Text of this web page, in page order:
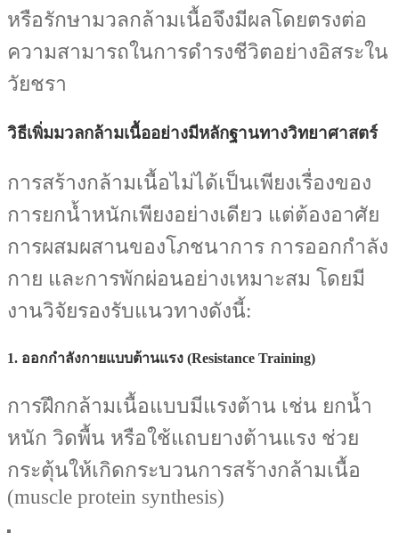
หรือรักษามวลกล้ามเนื้อจึงมีผลโดยตรงต่อ
ความสามารถในการดำรงชีวิตอย่างอิสระใน
วัยชรา
วิธีเพิ่มมวลกล้ามเนื้ออย่างมีหลักฐานทางวิทยาศาสตร์
การสร้างกล้ามเนื้อไม่ได้เป็นเพียงเรื่องของ
การยกน้ำหนักเพียงอย่างเดียว แต่ต้องอาศัย
การผสมผสานของโภชนาการ การออกกำลัง
กาย และการพักผ่อนอย่างเหมาะสม โดยมี
งานวิจัยรองรับแนวทางดังนี้:
1. ออกกำลังกายแบบต้านแรง (Resistance Training)
การฝึกกล้ามเนื้อแบบมีแรงต้าน เช่น ยกน้ำ
หนัก วิดพื้น หรือใช้แถบยางต้านแรง ช่วย
กระตุ้นให้เกิดกระบวนการสร้างกล้ามเนื้อ
(muscle protein synthesis)